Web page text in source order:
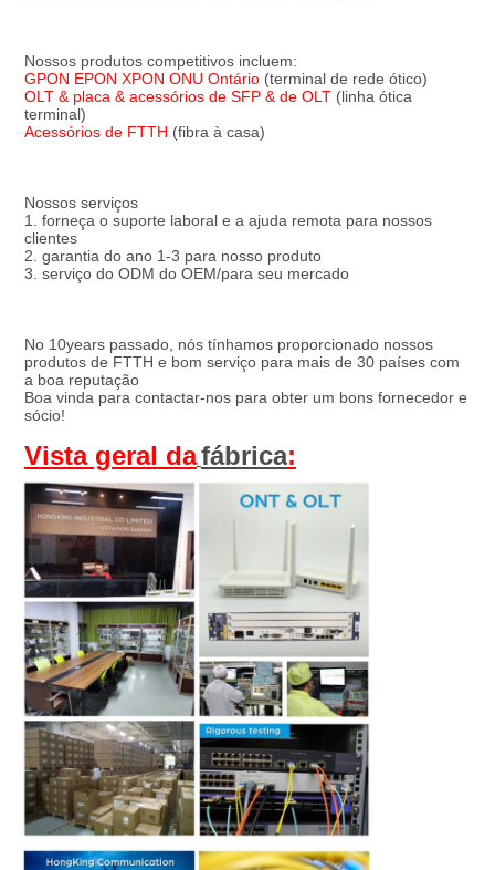
Nossos produtos competitivos incluem:
GPON EPON XPON ONU Ontário (terminal de rede ótico)
OLT & placa & acessórios de SFP & de OLT (linha ótica
terminal)
Acessórios de FTTH (fibra à casa)
Nossos serviços
1. forneça o suporte laboral e a ajuda remota para nossos
clientes
2. garantia do ano 1-3 para nosso produto
3. serviço do ODM do OEM/para seu mercado
No 10years passado, nós tínhamos proporcionado nossos
produtos de FTTH e bom serviço para mais de 30 países com
a boa reputação
Boa vinda para contactar-nos para obter um bons fornecedor e
sócio!
Vista geral dafábrica: